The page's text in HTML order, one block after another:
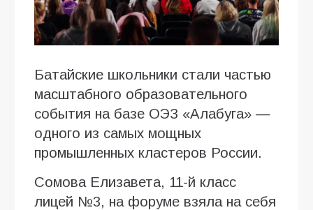
Батайские школьники стали частью
масштабного образовательного
события на базе ОЭЗ «Алабуга» —
одного из самых мощных
промышленных кластеров России.
Сомова Елизавета, 11-й класс
лицей №3, на форуме взяла на себя